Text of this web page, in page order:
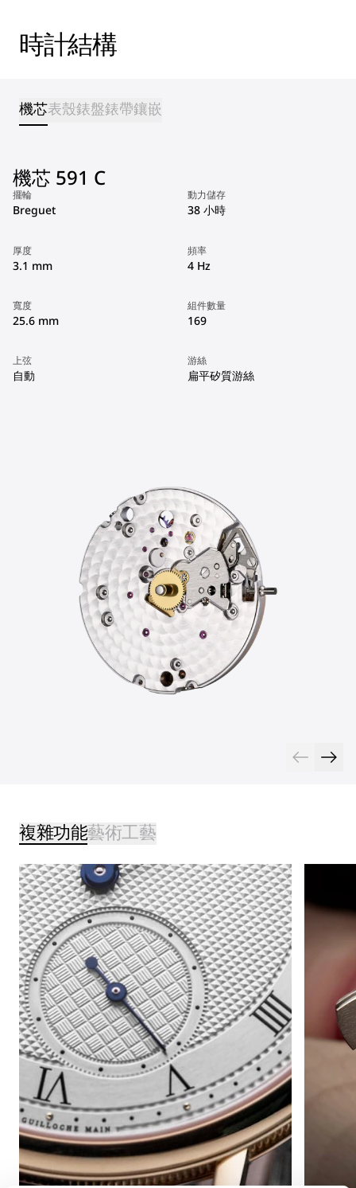
時計結構
機芯表殼錶盤錶帶鑲嵌
機芯 591 C
擺輪
Breguet
動力儲存
38 小時
厚度
3.1 mm
頻率
4 Hz
寬度
25.6 mm
組件數量
169
上弦
自動
游絲
扁平矽質游絲
複雜功能藝術工藝